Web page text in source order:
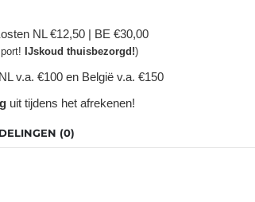
NL €12,50 | BE €30,00
IJskoud thuisbezorgd!)
v.a. €100 en België v.a. €150
uit tijdens het afrekenen!
(0)